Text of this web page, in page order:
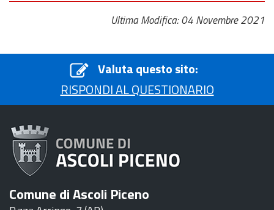
Ultima Modifica: 04 Novembre 2021
Valuta questo sito:
RISPONDI AL QUESTIONARIO
Comune di Ascoli Piceno